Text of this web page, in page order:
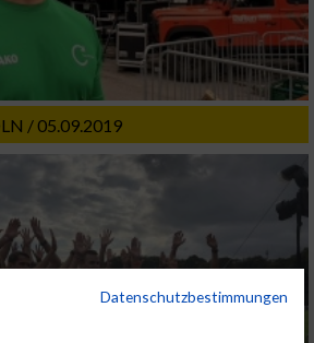
/ 05.09.2019
Datenschutzbestimmungen